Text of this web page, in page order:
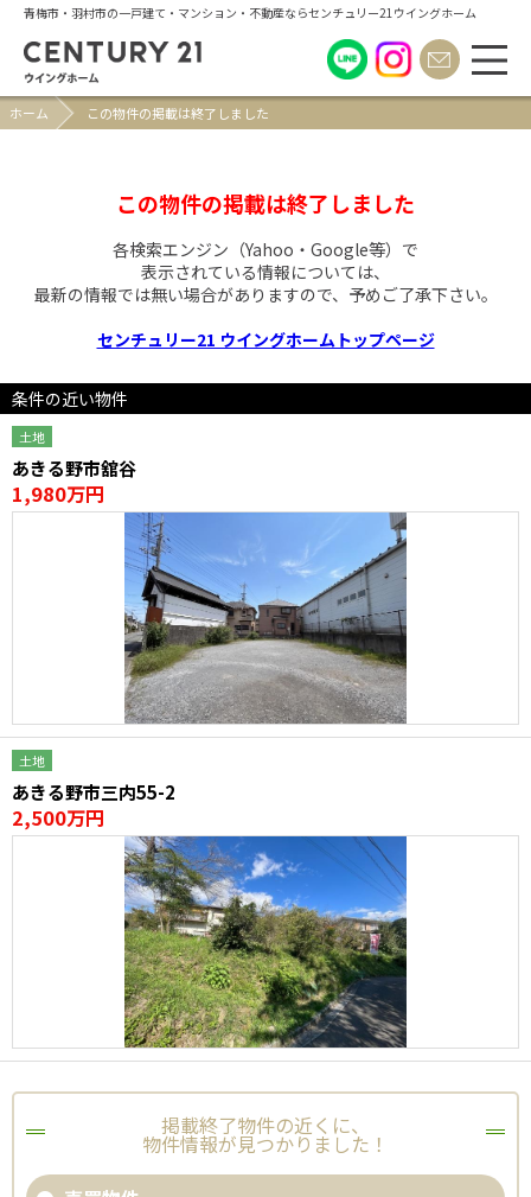
青梅市・羽村市の一戸建て・マンション・不動産ならセンチュリー21ウイングホーム
ホーム この物件の掲載は終了しました
この物件の掲載は終了しました
各検索エンジン（Yahoo・Google等）で
表示されている情報については、
最新の情報では無い場合がありますので、 予めご了承下さい。
センチュリー21 ウイングホームトップページ
条件の近い物件
土地
あきる野市舘谷
1,980万円
土地
あきる野市三内55-2
2,500万円
掲載終了物件の近くに、
物件情報が見つかりました！